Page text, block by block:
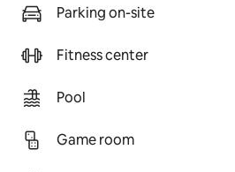
Parking on-site
Fitness center
Pool
Game room